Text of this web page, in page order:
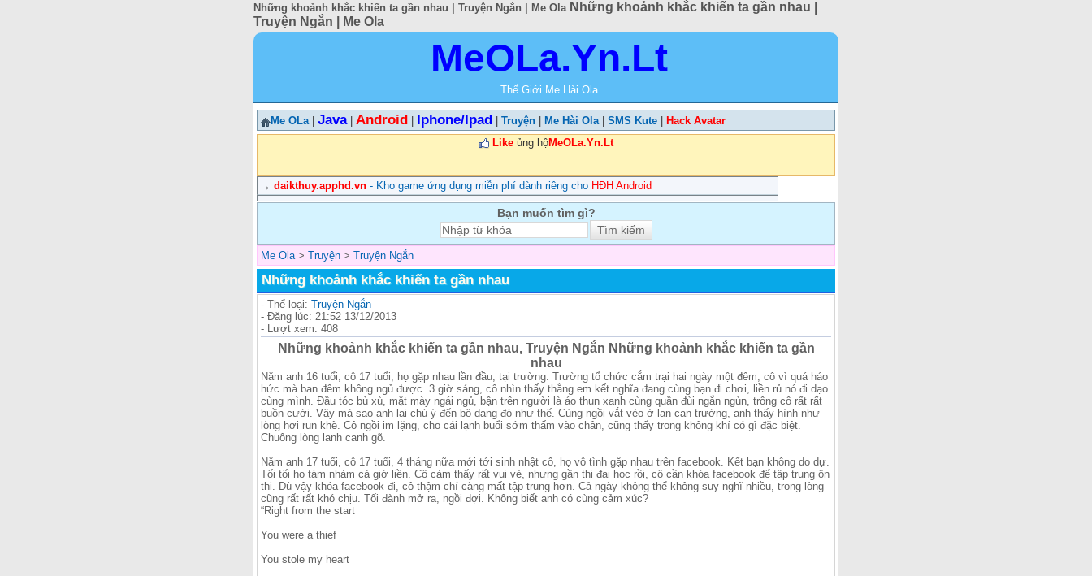
Những khoảnh khắc khiến ta gần nhau | Truyện Ngắn | Me Ola Những khoảnh khắc khiến ta gần nhau |
Truyện Ngắn | Me Ola
MeOLa.Yn.Lt
Thế Giới Me Hài Ola
Me OLa| Java| Android Iphone/Ipad Truyện Me Hài Ola| SMS Kute
Hack Avatar
Like ủng hộMeOLa.Yn.Lt
→ daikthuy.apphd.vn - Kho game ứng dụng miễn phí dành riêng cho HĐH Android
Bạn muốn tìm gì?
Me Ola> Truyện > Truyện Ngắn
Những khoảnh khắc khiến ta gần nhau
- Thể loại: Truyện Ngắn
- Đăng lúc: 21:52 13/12/2013
- Lượt xem: 408
Những khoảnh khắc khiến ta gần nhau, Truyện Ngắn Những khoảnh khắc khiến ta gần
nhau
Năm anh 16 tuổi, cô 17 tuổi, họ gặp nhau lần đầu, tại trường. Trường tổ chức cắm trại hai ngày một đêm, cô vì quá háo
hức mà ban đêm không ngủ được. 3 giờ sáng, cô nhìn thấy thằng em kết nghĩa đang cùng bạn đi chơi, liền rủ nó đi dạo
cùng mình. Đầu tóc bù xù, mặt mày ngái ngủ, bận trên người là áo thun xanh cùng quần đùi ngắn ngủn, trông cô rất rất
buồn cười. Vậy mà sao anh lại chú ý đến bộ dạng đó như thế. Cùng ngồi vắt vẻo ở lan can trường, anh thấy hình như
lòng hơi run khẽ. Cô ngồi im lặng, cho cái lạnh buổi sớm thấm vào chân, cũng thấy trong không khí có gì đặc biệt.
Chuông lòng lanh canh gõ.
Năm anh 17 tuổi, cô 17 tuổi, 4 tháng nữa mới tới sinh nhật cô, họ vô tình gặp nhau trên facebook. Kết bạn không do dự.
Tối tối họ tám nhảm cả giờ liền. Cô cảm thấy rất vui vẻ, nhưng gần thi đại học rồi, cô cần khóa facebook để tập trung ôn
thi. Dù vậy khóa facebook đi, cô thậm chí càng mất tập trung hơn. Cả ngày không thể không suy nghĩ nhiều, trong lòng
cũng rất rất khó chịu. Tối đành mở ra, ngồi đợi. Không biết anh có cùng cảm xúc?
“Right from the start
You were a thief
You stole my heart